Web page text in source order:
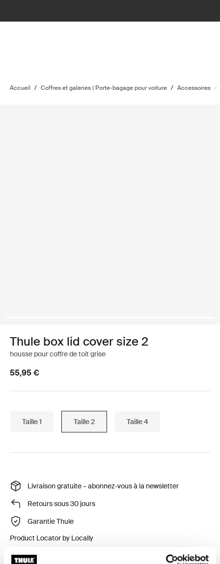
Accueil / Coffres et galeries | Porte-bagage pour voiture / Accessoires /
Thule box lid cover size 2
housse pour coffre de toit grise
55,95 €
Taille 1 Taille 2 Taille 4
Livraison gratuite – abonnez‑vous à la newsletter
Retours sous 30 jours
Garantie Thule
Product Locator by Locally